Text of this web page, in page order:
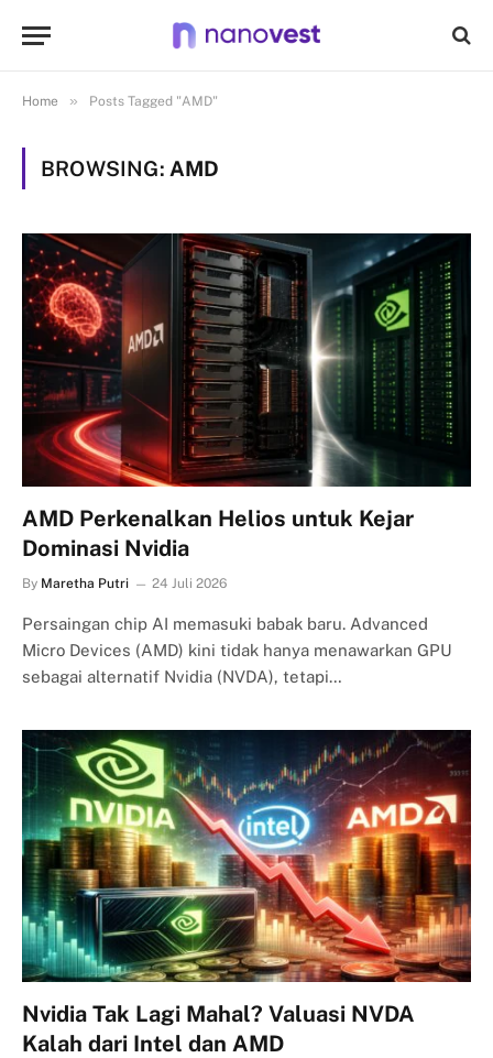
Home » Posts Tagged "AMD"
BROWSING: AMD
AMD Perkenalkan Helios untuk Kejar
Dominasi Nvidia
By Maretha Putri 24 Juli 2026
Persaingan chip AI memasuki babak baru. Advanced
Micro Devices (AMD) kini tidak hanya menawarkan GPU
sebagai alternatif Nvidia (NVDA), tetapi…
Nvidia Tak Lagi Mahal? Valuasi NVDA
Kalah dari Intel dan AMD